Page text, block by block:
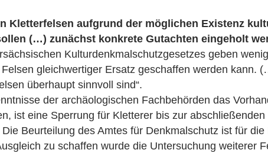
Kletterfelsen aufgrund der möglichen Existenz
(…) zunächst konkrete Gutachten eingeholt
Kulturdenkmalschutzgesetzes geben
gleichwertiger Ersatz geschaffen werden kann.
überhaupt sinnvoll sind“.
der archäologischen Fachbehörden das
ist eine Sperrung für Kletterer bis zur abschließenden
Beurteilung des Amtes für Denkmalschutz ist für die
zu schaffen wurde die Untersuchung weiterer